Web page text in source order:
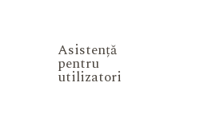
Asistență
pentru
utilizatori